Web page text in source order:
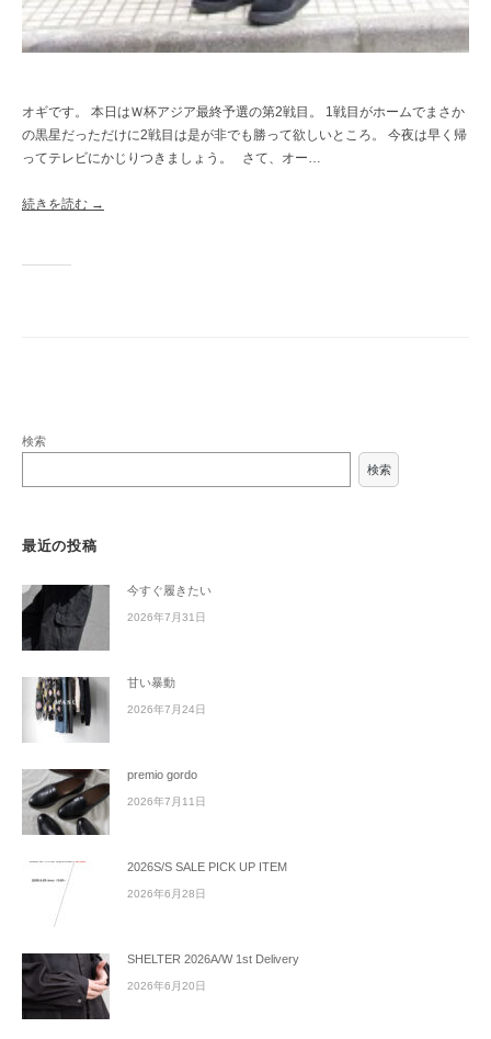
オギです。 本日はＷ杯アジア最終予選の第2戦目。 1戦目がホームでまさか
の黒星だっただけに2戦目は是が非でも勝って欲しいところ。 今夜は早く帰
ってテレビにかじりつきましょう。 さて、オー…
続きを読む →
検索
検索
最近の投稿
今すぐ履きたい
2026年7月31日
甘い暴動
2026年7月24日
premio gordo
2026年7月11日
2026S/S SALE PICK UP ITEM
2026年6月28日
SHELTER 2026A/W 1st Delivery
2026年6月20日